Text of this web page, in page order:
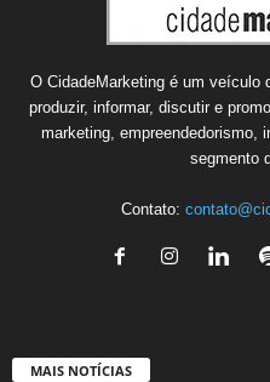
O CidadeMarketing é um veículo
produzir, informar, discutir e
marketing, empreendedorismo,
segmento
Contato:
MAIS NOTÍCIAS